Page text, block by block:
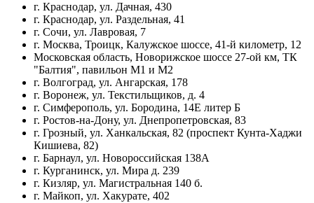
г. Краснодар, ул. Дачная, 430
г. Краснодар, ул. Раздельная, 41
г. Сочи, ул. Лавровая, 7
г. Москва, Троицк, Калужское шоссе, 41-й километр, 12
Московская область, Новорижское шоссе 27-ой км, ТК
"Балтия", павильон М1 и М2
г. Волгоград, ул. Ангарская, 178
г. Воронеж, ул. Текстильщиков, д. 4
г. Симферополь, ул. Бородина, 14Е литер Б
г. Ростов-на-Дону, ул. Днепропетровская, 83
г. Грозный, ул. Ханкальская, 82 (проспект Кунта-Хаджи
Кишиева, 82)
г. Барнаул, ул. Новороссийская 138А
г. Курганинск, ул. Мира д. 239
г. Кизляр, ул. Магистральная 140 б.
г. Майкоп, ул. Хакурате, 402